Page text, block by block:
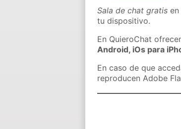
Sala de chat gratis en
tu dispositivo.
En QuieroChat
Android, iOs para
En caso de que
reproducen Adobe